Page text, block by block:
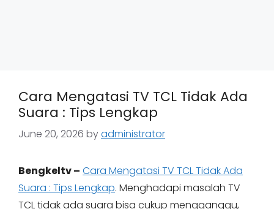
Cara Mengatasi TV TCL Tidak Ada
Suara : Tips Lengkap
June 20, 2026 byadministrator
Bengkeltv – Cara Mengatasi TV TCL Tidak Ada
Suara : Tips Lengkap. Menghadapi masalah TV
TCL tidak ada suara bisa cukup mengganggu,